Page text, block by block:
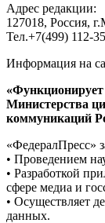
Адрес редакции:
127018, Россия,
Тел.+7(499) 112-
Информация на
Министерства
коммуникаций
«ФедералПресс»
• Проведением
• Разработкой
сфере медиа и
• Осуществляет
данных.